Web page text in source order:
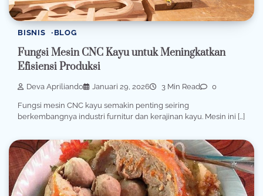
BISNIS BLOG
Fungsi Mesin CNC Kayu untuk Meningkatkan
Efisiensi Produksi
Deva Apriliando Januari 29, 2026 3 Min Read 0
Fungsi mesin CNC kayu semakin penting seiring
berkembangnya industri furnitur dan kerajinan kayu. Mesin ini […]